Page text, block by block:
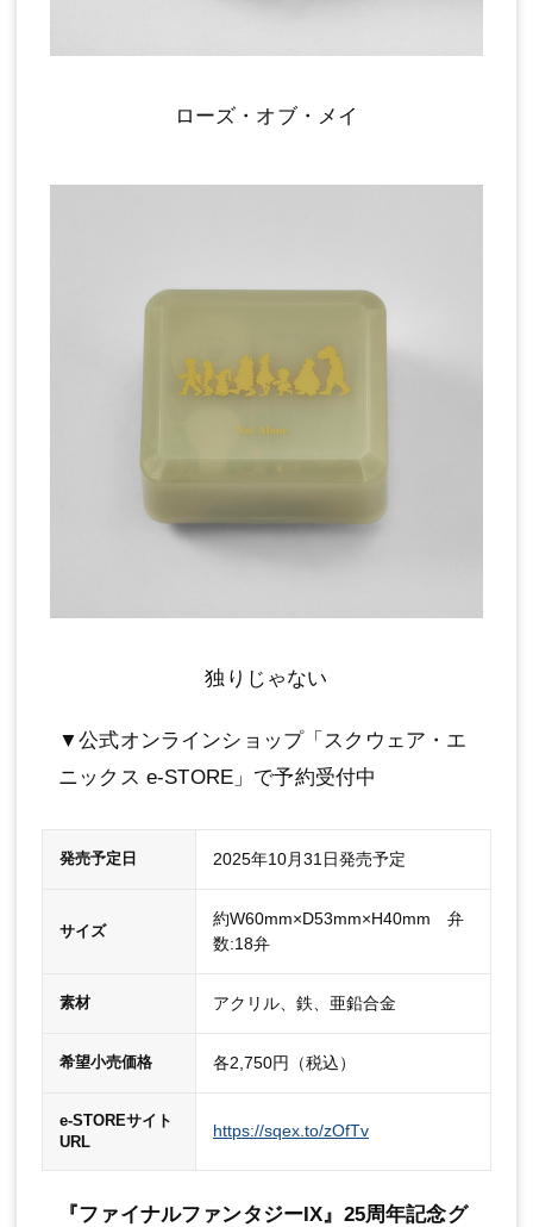
ローズ・オブ・メイ
独りじゃない
▼公式オンラインショップ「スクウェア・エ
ニックス e-STORE」で予約受付中
発売予定日 2025年10月31日発売予定
サイズ
約W60mm×D53mm×H40mm 弁
数:18弁
素材 アクリル、鉄、亜鉛合金
希望小売価格 各2,750円（税込）
e-STOREサイト
URL
https://sqex.to/zOfTv
『ファイナルファンタジーIX』25周年記念グ